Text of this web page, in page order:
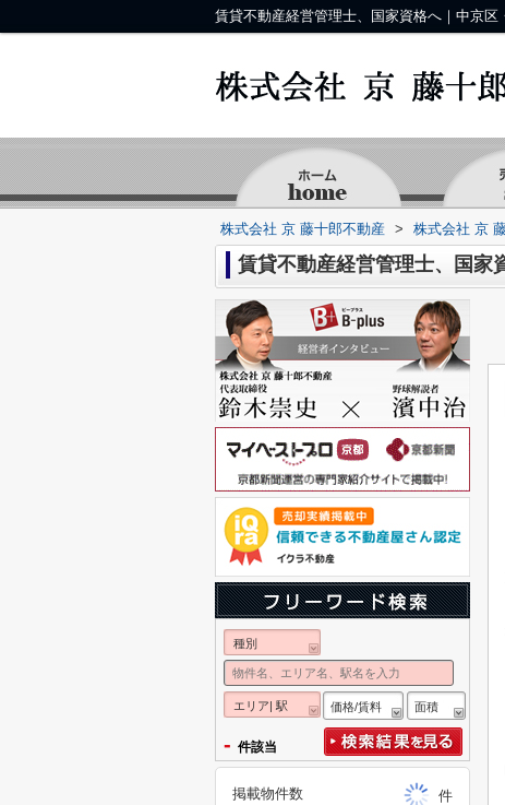
賃貸不動産経営管理士、国家資格へ｜中京
株式会社 京 藤十郎不動産 > 株式会社 京
賃貸不動産経営管理士、国家
種別
エリア| 駅 価格/賃料 面積
- 件該当
掲載物件数
件